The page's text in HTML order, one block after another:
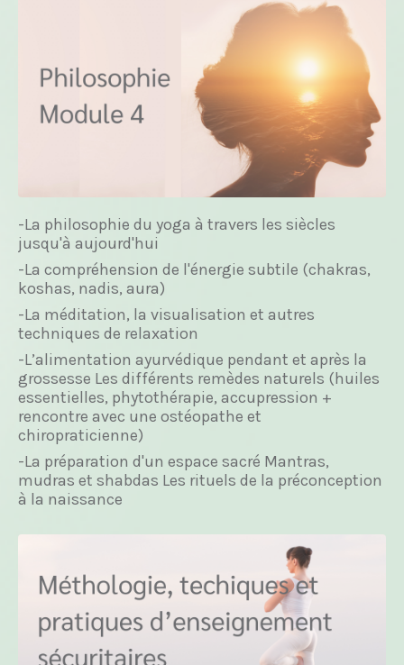
-La philosophie du yoga à travers les siècles
jusqu'à aujourd'hui
-La compréhension de l'énergie subtile (chakras,
koshas, nadis, aura)
-La méditation, la visualisation et autres
techniques de relaxation
-L’alimentation ayurvédique pendant et après la
grossesse Les différents remèdes naturels (huiles
essentielles, phytothérapie, accupression +
rencontre avec une ostéopathe et
chiropraticienne)
-La préparation d'un espace sacré Mantras,
mudras et shabdas Les rituels de la préconception
à la naissance